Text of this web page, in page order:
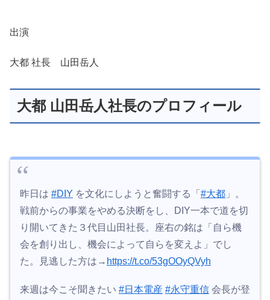
出演
大都 社長 山田岳人
大都 山田岳人社長のプロフィール
昨日は #DIY を文化にしようと奮闘する「 #大都 」。
戦前からの事業をやめる決断をし、DIY一本で道を切
り開いてきた３代目山田社長。座右の銘は「自ら機
会を創り出し、機会によって自らを変えよ」でし
た。見逃した方は→ https://t.co/53gOOyQVyh
来週は今こそ聞きたい #日本電産 #永守重信 会長が登